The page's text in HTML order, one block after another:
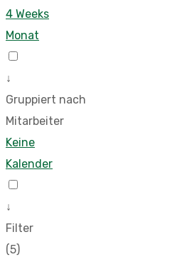
4 Weeks
Monat
↓
Gruppiert nach
Mitarbeiter
Keine
Kalender
↓
Filter
(5)